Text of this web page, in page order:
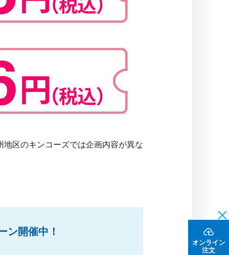
オンライン
注文
区のキンコーズでは企画内容が異な
ン開催中！